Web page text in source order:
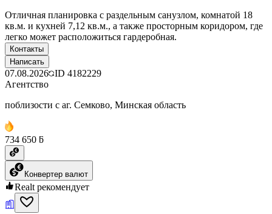
Отличная планировка с раздельным санузлом, комнатой 18
кв.м. и кухней 7,12 кв.м., а также просторным коридором, где
легко может расположиться гардеробная.
Контакты
Написать
07.08.2026 ID 4182229
Агентство
поблизости с аг. Семково, Минская область
734 650 ƃ
Конвертер валют
Realt рекомендует